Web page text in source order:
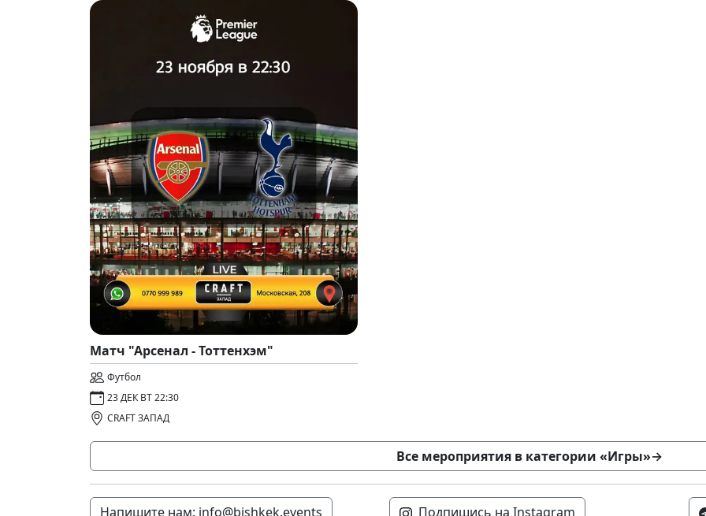
Матч "Арсенал - Тоттенхэм"
Футбол
23 ДЕК ВТ 22:30
CRAFT ЗАПАД
Все мероприятия в категории «Игры»→
Напишите нам: info@bishkek.events Подпишись на Instagram